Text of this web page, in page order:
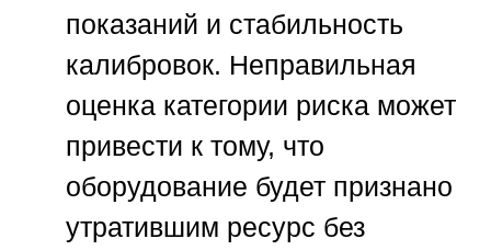
показаний и стабильность
калибровок. Неправильная
оценка категории риска может
привести к тому, что
оборудование будет признано
утратившим ресурс без